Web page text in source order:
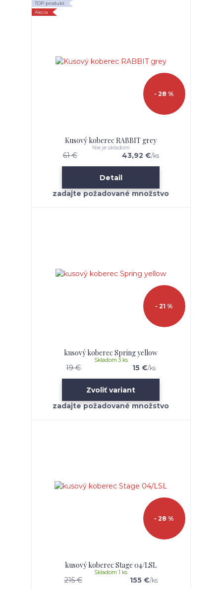
TOP produkt
Akcia
- 28 %
Kusový koberec RABBIT grey
61 € 43,92 €/ks
Nie je skladom
Detail
- 21 %
kusový koberec Spring yellow
19 € 15 €/ks
Skladom 3 ks
Zvoliť variant
- 28 %
kusový koberec Stage 04/LSL
215 € 155 €/ks
Skladom 1 ks